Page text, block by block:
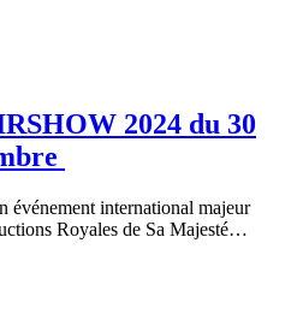
2024 du 30
événement international majeur
Royales de Sa Majesté…